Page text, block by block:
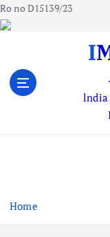
Ro no D15139/23
IMNB NEWS
lndia
Home